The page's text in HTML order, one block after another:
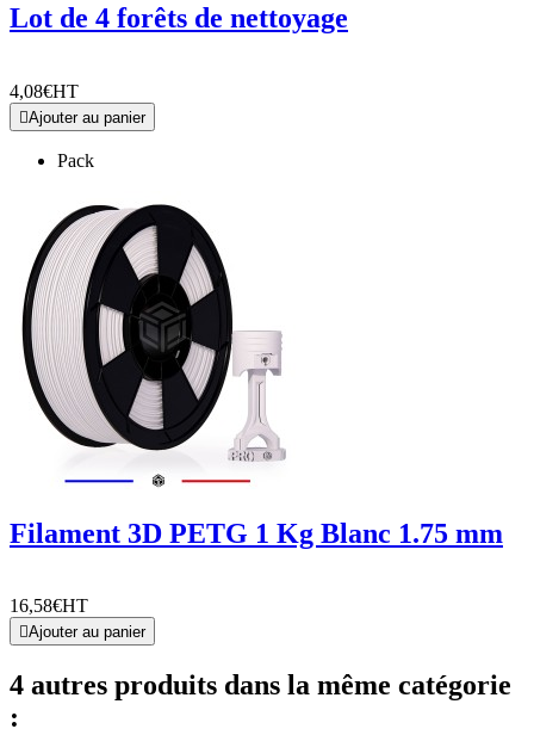
Lot de 4 forêts de nettoyage
4,08€HT
Ajouter au panier
Pack
Filament 3D PETG 1 Kg Blanc 1.75 mm
16,58€HT
Ajouter au panier
4 autres produits dans la même catégorie
: